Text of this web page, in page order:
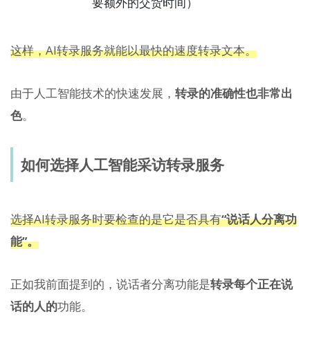
这样，AI转录服务就能以最快的速度转录文本。
由于人工智能技术的快速发展， 转录的准确性也非常出
色。
如何选择人工智能采访转录服务
选择AI转录服务时要检查的是它是否具有“说话人分离功
能”。
正如我前面提到的，说话者分离功能是转录每个正在说
话的人的功能。